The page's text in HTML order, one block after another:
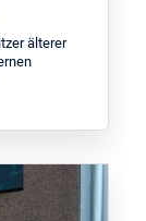
älterer